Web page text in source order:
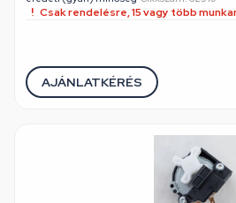
Csak rendelésre, 15 vagy több
AJÁNLATKÉRÉS